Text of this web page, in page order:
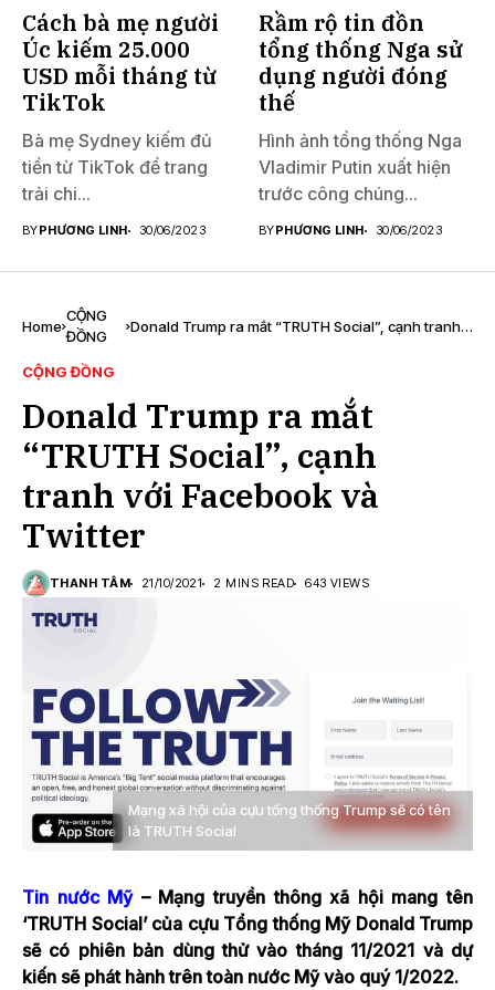
Cách bà mẹ người
Úc kiếm 25.000
USD mỗi tháng từ
TikTok
Bà mẹ Sydney kiếm đủ
tiền từ TikTok để trang
trải chi...
BYPHƯƠNG LINH 30/06/2023
Rầm rộ tin đồn
tổng thống Nga sử
dụng người đóng
thế
Hình ảnh tổng thống Nga
Vladimir Putin xuất hiện
trước công chúng...
BYPHƯƠNG LINH 30/06/2023
Home
CỘNG
ĐỒNG
Donald Trump ra mắt “TRUTH Social”, cạnh tranh
CỘNG ĐỒNG
Donald Trump ra mắt
“TRUTH Social”, cạnh
tranh với Facebook và
Twitter
THANH TÂM 21/10/2021 2 MINS READ 643 VIEWS
Mạng xã hội của cựu tổng thống Trump sẽ có tên
là TRUTH Social
Tin nước Mỹ– Mạng truyền thông xã hội mang tên
‘TRUTH Social’ của cựu Tổng thống Mỹ Donald Trump
sẽ có phiên bản dùng thử vào tháng 11/2021 và dự
kiến sẽ phát hành trên toàn nước Mỹ vào quý 1/2022.